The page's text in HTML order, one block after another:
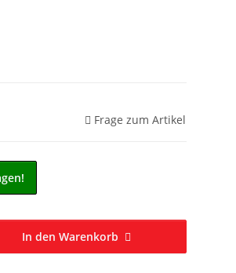
Frage zum Artikel
In den Warenkorb